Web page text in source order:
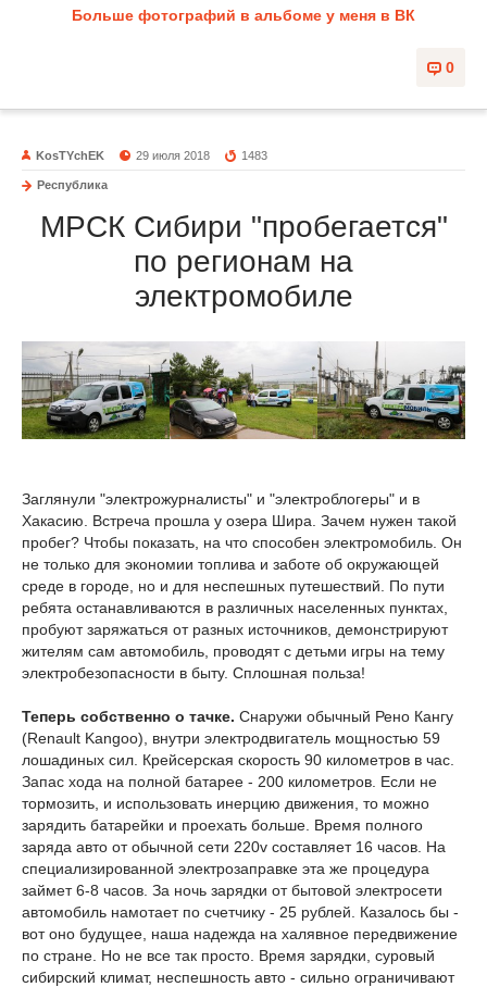
Больше фотографий в альбоме у меня в ВК
0
KosTYchEK 29 июля 2018 1483
Республика
МРСК Сибири "пробегается"
по регионам на
электромобиле
Заглянули "электрожурналисты" и "электроблогеры" и в
Хакасию. Встреча прошла у озера Шира. Зачем нужен такой
пробег? Чтобы показать, на что способен электромобиль. Он
не только для экономии топлива и заботе об окружающей
среде в городе, но и для неспешных путешествий. По пути
ребята останавливаются в различных населенных пунктах,
пробуют заряжаться от разных источников, демонстрируют
жителям сам автомобиль, проводят с детьми игры на тему
электробезопасности в быту. Сплошная польза!
Теперь собственно о тачке. Снаружи обычный Рено Кангу
(Renault Kangoo), внутри электродвигатель мощностью 59
лошадиных сил. Крейсерская скорость 90 километров в час.
Запас хода на полной батарее - 200 километров. Если не
тормозить, и использовать инерцию движения, то можно
зарядить батарейки и проехать больше. Время полного
заряда авто от обычной сети 220v составляет 16 часов. На
специализированной электрозаправке эта же процедура
займет 6-8 часов. За ночь зарядки от бытовой электросети
автомобиль намотает по счетчику - 25 рублей. Казалось бы -
вот оно будущее, наша надежда на халявное передвижение
по стране. Но не все так просто. Время зарядки, суровый
сибирский климат, неспешность авто - сильно ограничивают